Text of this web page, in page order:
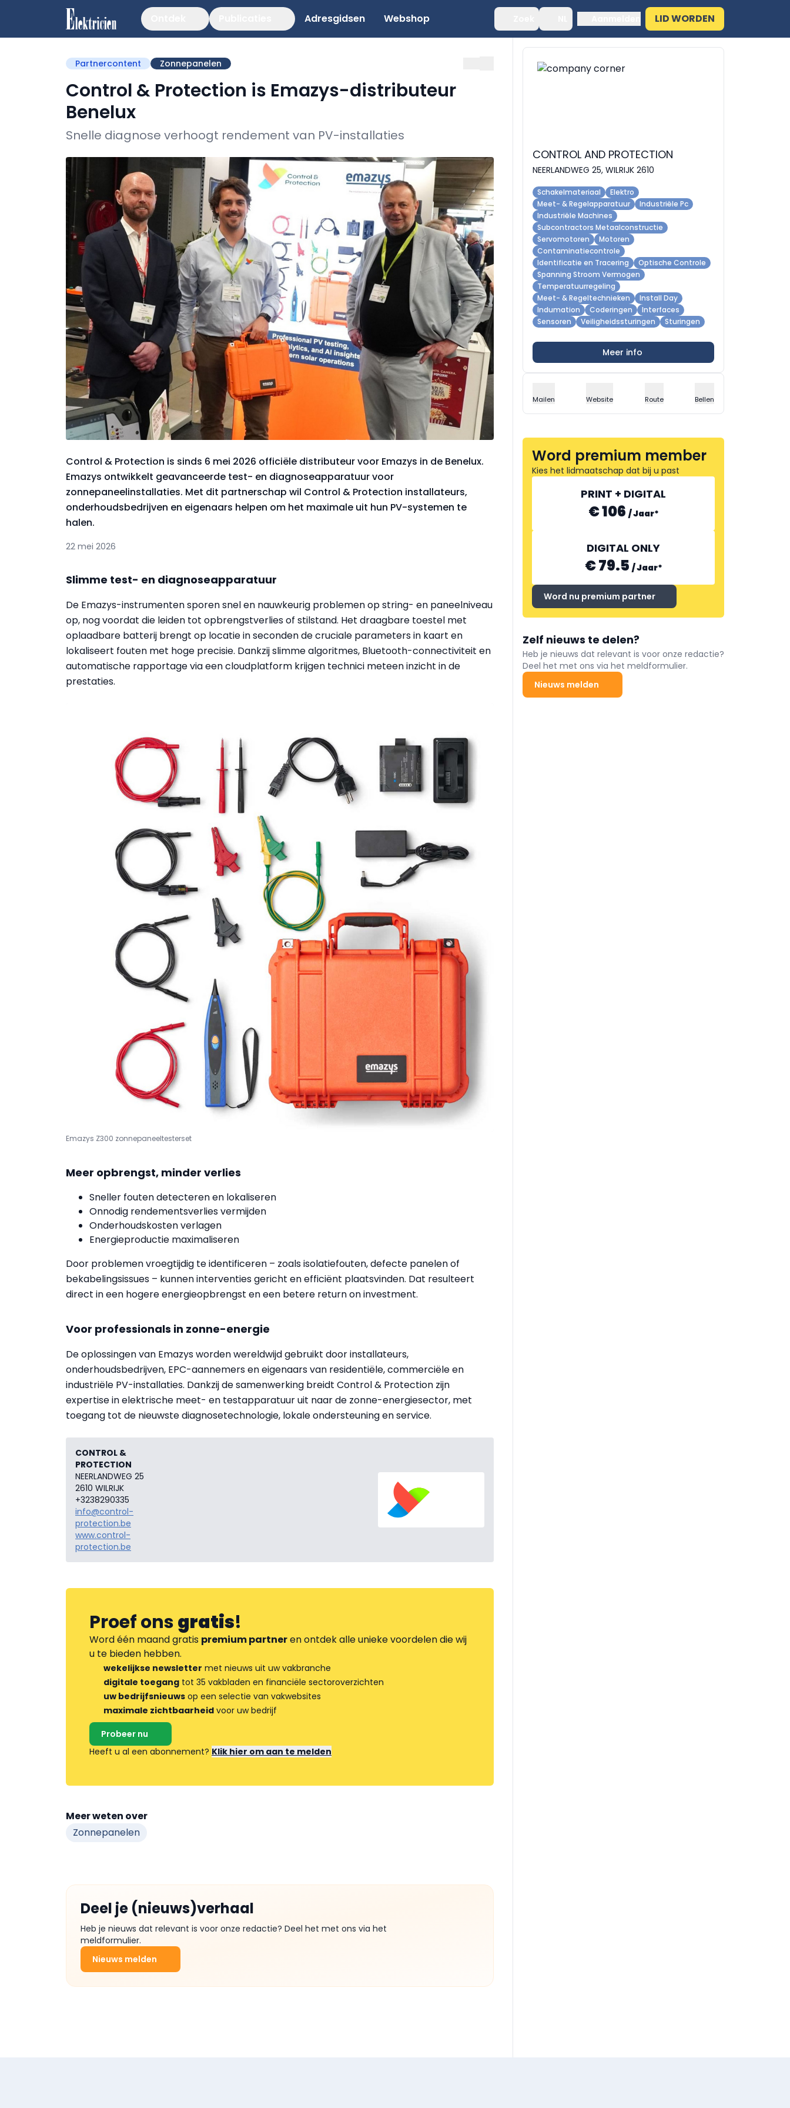
Adresgidsen Webshop LID WORDEN
Partnercontent Zonnepanelen
Control & Protection is Emazys-distributeur
Benelux
Snelle diagnose verhoogt rendement van PV-installaties
Control & Protection is sinds 6 mei 2026 officiële distributeur voor Emazys in de Benelux.
Emazys ontwikkelt geavanceerde test- en diagnoseapparatuur voor
zonnepaneelinstallaties. Met dit partnerschap wil Control & Protection installateurs,
onderhoudsbedrijven en eigenaars helpen om het maximale uit hun PV-systemen te
halen.
22 mei 2026
Slimme test- en diagnoseapparatuur
De Emazys-instrumenten sporen snel en nauwkeurig problemen op string- en paneelniveau
op, nog voordat die leiden tot opbrengstverlies of stilstand. Het draagbare toestel met
oplaadbare batterij brengt op locatie in seconden de cruciale parameters in kaart en
lokaliseert fouten met hoge precisie. Dankzij slimme algoritmes, Bluetooth-connectiviteit en
automatische rapportage via een cloudplatform krijgen technici meteen inzicht in de
prestaties.
Emazys Z300 zonnepaneeltesterset
Meer opbrengst, minder verlies
Sneller fouten detecteren en lokaliseren
Onnodig rendementsverlies vermijden
Onderhoudskosten verlagen
Energieproductie maximaliseren
Door problemen vroegtijdig te identificeren – zoals isolatiefouten, defecte panelen of
bekabelingsissues – kunnen interventies gericht en efficiënt plaatsvinden. Dat resulteert
direct in een hogere energieopbrengst en een betere return on investment.
Voor professionals in zonne-energie
De oplossingen van Emazys worden wereldwijd gebruikt door installateurs,
onderhoudsbedrijven, EPC-aannemers en eigenaars van residentiële, commerciële en
industriële PV-installaties. Dankzij de samenwerking breidt Control & Protection zijn
expertise in elektrische meet- en testapparatuur uit naar de zonne-energiesector, met
toegang tot de nieuwste diagnosetechnologie, lokale ondersteuning en service.
CONTROL &
PROTECTION
NEERLANDWEG 25
2610 WILRIJK
+3238290335
info@control-
protection.be
www.control-
protection.be
Proef onsgratis!
Word één maand gratis premium partneren ontdek alle unieke voordelen die wij
u te bieden hebben.
wekelijkse newsletter met nieuws uit uw vakbranche
digitale toegang tot 35 vakbladen en financiële sectoroverzichten
uw bedrijfsnieuws op een selectie van vakwebsites
maximale zichtbaarheid voor uw bedrijf
Probeer nu
Heeft u al een abonnement? Klik hier om aan te melden
Meer weten over
Zonnepanelen
Deel je (nieuws)verhaal
Heb je nieuws dat relevant is voor onze redactie? Deel het met ons via het
meldformulier.
Nieuws melden
CONTROL AND PROTECTION
NEERLANDWEG 25, WILRIJK 2610
Schakelmateriaal
Elektro
Meet- & Regelapparatuur
Industriële Pc
Industriële Machines
Subcontractors Metaalconstructie
Servomotoren
Motoren
Contaminatiecontrole
Identificatie en Tracering
Optische Controle
Spanning Stroom Vermogen
Temperatuurregeling
Meet- & Regeltechnieken
Install Day
Indumation
Coderingen
Interfaces
Sensoren
Veiligheidssturingen Sturingen
Meer info
Mailen Website Route Bellen
Word premium member
Kies het lidmaatschap dat bij u past
PRINT + DIGITAL
€ 106 /Jaar*
DIGITAL ONLY
€ 79.5 /Jaar*
Word nu premium partner
Zelf nieuws te delen?
Heb je nieuws dat relevant is voor onze redactie?
Deel het met ons via het meldformulier.
Nieuws melden